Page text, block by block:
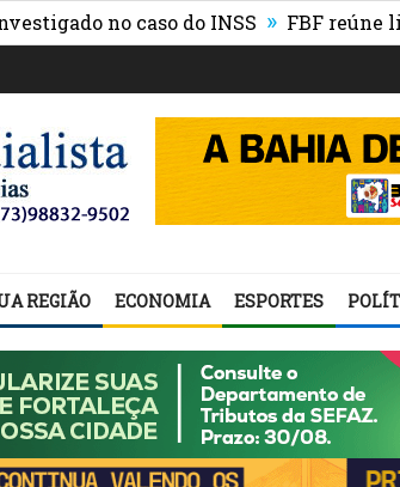
no caso do INSS » FBF reúne ligas
REGIÃO ECONOMIA ESPORTES